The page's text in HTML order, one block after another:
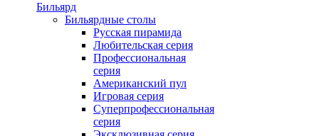
Бильярд
Бильярдные столы
Русская пирамида
Любительская серия
Профессиональная
серия
Американский пул
Игровая серия
Суперпрофессиональная
серия